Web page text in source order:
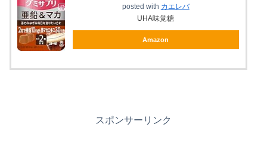
posted with カエレバ
UHA味覚糖
Amazon
スポンサーリンク